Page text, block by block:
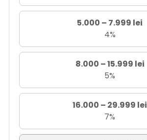
5.000 – 7.999 lei
4%
8.000 – 15.999 lei
5%
16.000 – 29.999 lei
7%